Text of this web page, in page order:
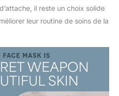
il reste un choix solide
leur routine de soins de la